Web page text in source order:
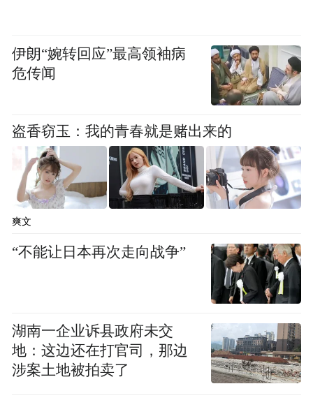
伊朗“婉转回应”最高领袖病
危传闻
盗香窃玉：我的青春就是赌出来的
爽文
“不能让日本再次走向战争”
湖南一企业诉县政府未交
地：这边还在打官司，那边
涉案土地被拍卖了